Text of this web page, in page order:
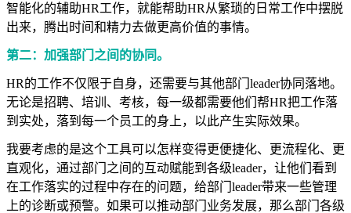
智能化的辅助HR工作，就能帮助HR从繁琐的日常工作中摆脱
出来，腾出时间和精力去做更高价值的事情。
第二：加强部门之间的协同。
HR的工作不仅限于自身，还需要与其他部门leader协同落地。
无论是招聘、培训、考核，每一级都需要他们帮HR把工作落
到实处，落到每一个员工的身上，以此产生实际效果。
我要考虑的是这个工具可以怎样变得更便捷化、更流程化、更
直观化，通过部门之间的互动赋能到各级leader，让他们看到
在工作落实的过程中存在的问题，给部门leader带来一些管理
上的诊断或预警。如果可以推动部门业务发展，那么部门各级